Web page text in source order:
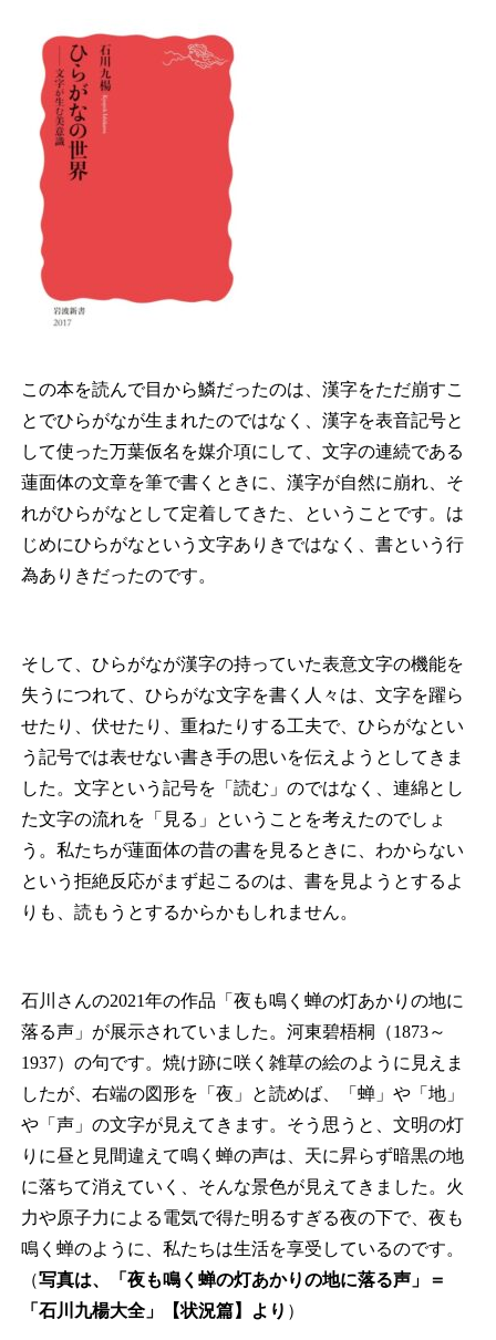
この本を読んで目から鱗だったのは、漢字をただ崩すこ
とでひらがなが生まれたのではなく、漢字を表音記号と
して使った万葉仮名を媒介項にして、文字の連続である
蓮面体の文章を筆で書くときに、漢字が自然に崩れ、そ
れがひらがなとして定着してきた、ということです。は
じめにひらがなという文字ありきではなく、書という行
為ありきだったのです。
そして、ひらがなが漢字の持っていた表意文字の機能を
失うにつれて、ひらがな文字を書く人々は、文字を躍ら
せたり、伏せたり、重ねたりする工夫で、ひらがなとい
う記号では表せない書き手の思いを伝えようとしてきま
した。文字という記号を「読む」のではなく、連綿とし
た文字の流れを「見る」ということを考えたのでしょ
う。私たちが蓮面体の昔の書を見るときに、わからない
という拒絶反応がまず起こるのは、書を見ようとするよ
りも、読もうとするからかもしれません。
石川さんの2021年の作品「夜も鳴く蝉の灯あかりの地に
落る声」が展示されていました。河東碧梧桐（1873～
1937）の句です。焼け跡に咲く雑草の絵のように見えま
したが、右端の図形を「夜」と読めば、「蝉」や「地」
や「声」の文字が見えてきます。そう思うと、文明の灯
りに昼と見間違えて鳴く蝉の声は、天に昇らず暗黒の地
に落ちて消えていく、そんな景色が見えてきました。火
力や原子力による電気で得た明るすぎる夜の下で、夜も
鳴く蝉のように、私たちは生活を享受しているのです。
（写真は、「夜も鳴く蝉の灯あかりの地に落る声」＝
「石川九楊大全」【状況篇】より ）